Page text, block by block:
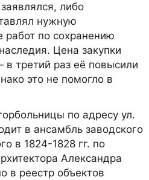
либо
нужную
по сохранению
Цена закупки
третий раз её повысили
это не помогло в
по адресу ул.
в ансамбль заводского
в 1824-1828 гг. по
Александра
в реестр объектов